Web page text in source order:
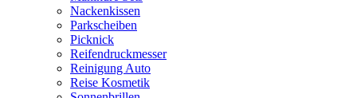
Nackenkissen
Parkscheiben
Picknick
Reifendruckmesser
Reinigung Auto
Reise Kosmetik